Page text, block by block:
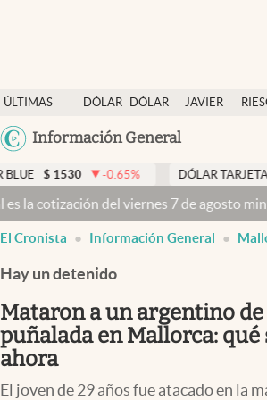
ÚLTIMAS
NOTICIAS
DÓLAR
DÓLAR
JAVIER
Información General
Dólar
Members
Economía y Política
Finanzas y Mercados
Mercados Online
Negocios
Columnistas
Otras secciones
-0.65 % DÓLAR TARJETA $ 1976
de agosto minuto a minutoPropiedad
El Cronista Información General
Hay un detenido
Mataron a un argentino
puñalada en Mallorca: qué
ahora
El joven de 29 años fue atacado en la